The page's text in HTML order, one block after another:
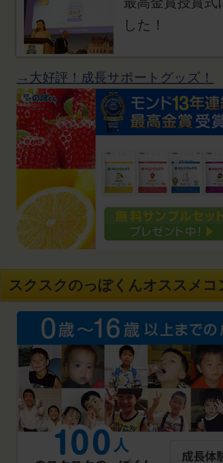
した！
→大好評！成長サポートグッズ！
スクスクのっぽくんオススメコ